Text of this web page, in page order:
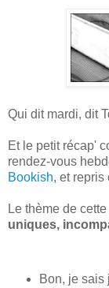
Qui dit mardi, dit
Et le petit récap'
rendez-vous
Bookish, et repris
Le thème de
uniques,
Bon, je sais